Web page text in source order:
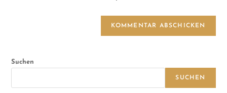
Suchen
SUCHEN